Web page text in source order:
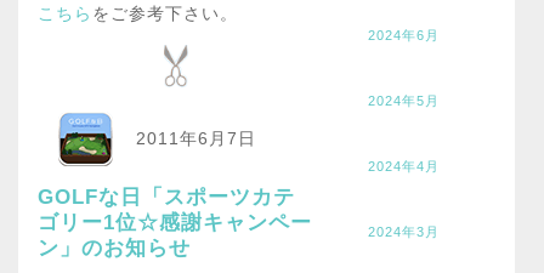
こちら をご参考下さい。
2011年6月7日
GOLFな日「スポーツカテ
ゴリー1位☆感謝キャンペー
ン」のお知らせ
2024年6月
2024年5月
2024年4月
2024年3月